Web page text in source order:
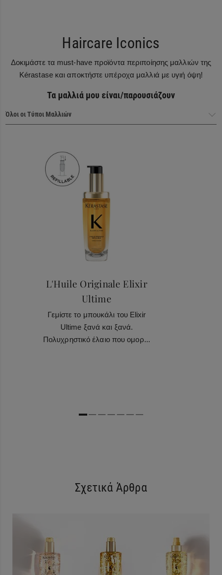
Haircare Iconics
Δοκιμάστε τα must-have προϊόντα περιποίησης μαλλιών της
Kérastase και αποκτήστε υπέροχα μαλλιά με υγιή όψη!
Τα μαλλιά μου είναι/παρουσιάζουν
Haircare Heroes
L'Huile Originale Elixir
Ultime
Γεμίστε το μπουκάλι του Elixir
Ultime ξανά και ξανά.
Πολυχρηστικό έλαιο που ομορ...
Σχετικά Άρθρα